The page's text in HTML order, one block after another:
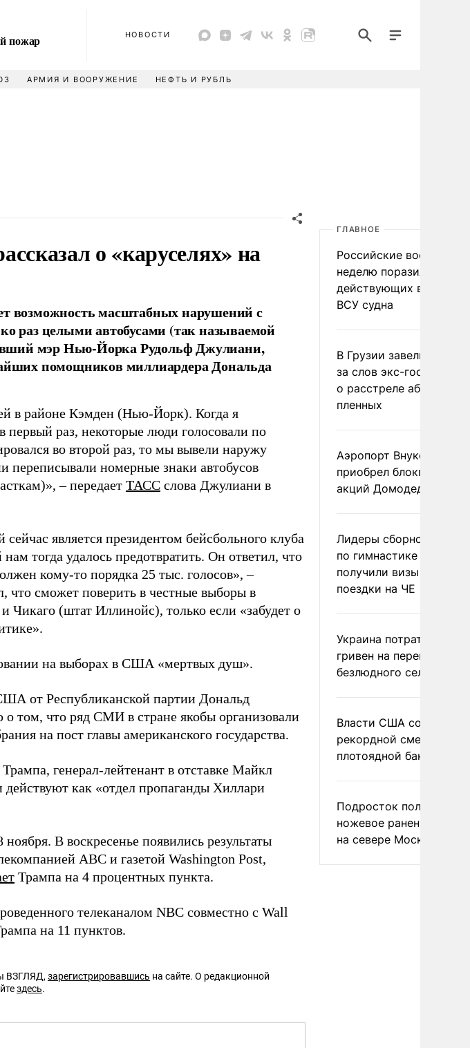
пожар НОВОСТИ
АРМИЯ И ВООРУЖЕНИЕ НЕФТЬ И РУБЛЬ
о «каруселях» на
возможность масштабных нарушений с
раз целыми автобусами (так называемой
мэр Нью-Йорка Рудольф Джулиани,
помощников миллиардера Дональда
в районе Кэмден (Нью-Йорк). Когда я
раз, некоторые люди голосовали по
во второй раз, то мы вывели наружу
номерные знаки автобусов
– передает ТАСС слова Джулиани в
является президентом бейсбольного клуба
тогда удалось предотвратить. Он ответил, что
кому-то порядка 25 тыс. голосов», –
сможет поверить в честные выборы в
(штат Иллинойс), только если «забудет о
на выборах в США «мертвых душ».
от Республиканской партии Дональд
том, что ряд СМИ в стране якобы организовали
на пост главы американского государства.
генерал-лейтенант в отставке Майкл
действуют как «отдел пропаганды Хиллари
В воскресенье появились результаты
ABC и газетой Washington Post,
Трампа на 4 процентных пункта.
телеканалом NBC совместно с Wall
на 11 пунктов.
ВЗГЛЯД, зарегистрировавшись на сайте. О редакционной
здесь.
ГЛАВНОЕ
Российские военные за
неделю поразили 34
действующих в
ВСУ судна
В Грузии завели дело
за слов экс-
о расстреле абхазских
пленных
Аэропорт Внуково
приобрел блокпакет
акций Домодедово
Лидеры сборной
по гимнастике не
получили визы для
поездки на ЧЕ
Украина потратила 1
гривен на
безлюдного села
Власти США сообщили
рекордной смертности
плотоядной бактерии
Подросток получил
ножевое ранение в
на севере Москвы